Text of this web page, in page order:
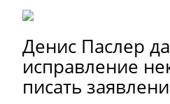
Денис Паслер
исправление
писать